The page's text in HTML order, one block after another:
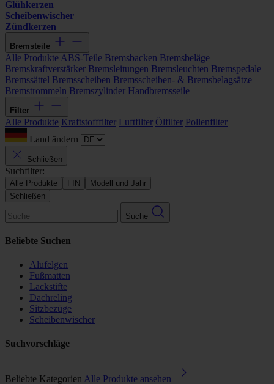
Glühkerzen
Scheibenwischer
Zündkerzen
Bremsteile
Alle Produkte ABS-Teile Bremsbacken Bremsbeläge
Bremskraftverstärker Bremsleitungen Bremsleuchten Bremspedale
Bremssättel Bremsscheiben Bremsscheiben- & Bremsbelagsätze
Bremstrommeln Bremszylinder Handbremsseile
Filter
Alle Produkte Kraftstofffilter Luftfilter Ölfilter Pollenfilter
Land ändern
Schließen
Suchfilter:
Alle Produkte FIN
Modell und Jahr
Schließen
Suche
Beliebte Suchen
Alufelgen
Fußmatten
Lackstifte
Dachreling
Sitzbezüge
Scheibenwischer
Suchvorschläge
Beliebte Kategorien Alle Produkte ansehen